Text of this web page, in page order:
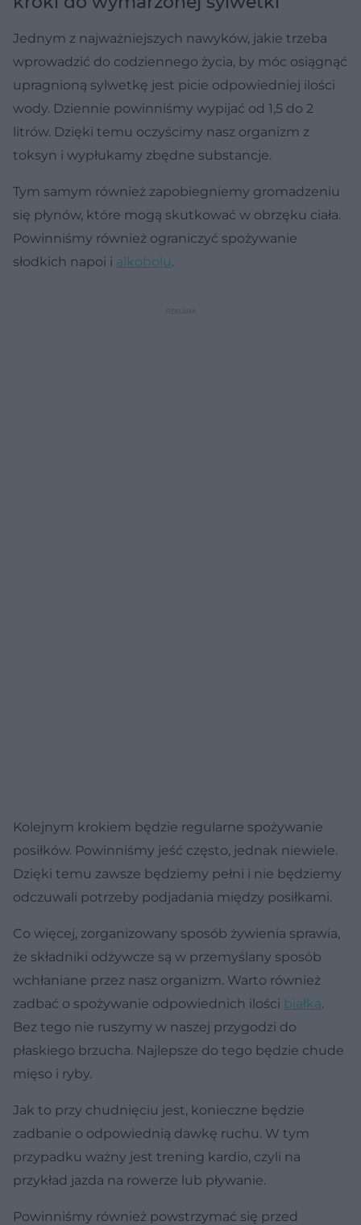
Jednym z najważniejszych nawyków, jakie trzeba
wprowadzić do codziennego życia, by móc osiągnąć
upragnioną sylwetkę jest picie odpowiedniej ilości
wody. Dziennie powinniśmy wypijać od 1,5 do 2
litrów. Dzięki temu oczyścimy nasz organizm z
toksyn i wypłukamy zbędne substancje.
Tym samym również zapobiegniemy gromadzeniu
się płynów, które mogą skutkować w obrzęku ciała.
Powinniśmy również ograniczyć spożywanie
słodkich napoi i alkoholu.
Kolejnym krokiem będzie regularne spożywanie
posiłków. Powinniśmy jeść często, jednak niewiele.
Dzięki temu zawsze będziemy pełni i nie będziemy
odczuwali potrzeby podjadania między posiłkami.
Co więcej, zorganizowany sposób żywienia sprawia,
że składniki odżywcze są w przemyślany sposób
wchłaniane przez nasz organizm. Warto również
zadbać o spożywanie odpowiednich ilości białka.
Bez tego nie ruszymy w naszej przygodzi do
płaskiego brzucha. Najlepsze do tego będzie chude
mięso i ryby.
Jak to przy chudnięciu jest, konieczne będzie
zadbanie o odpowiednią dawkę ruchu. W tym
przypadku ważny jest trening kardio, czyli na
przykład jazda na rowerze lub pływanie.
Powinniśmy również powstrzymać się przed